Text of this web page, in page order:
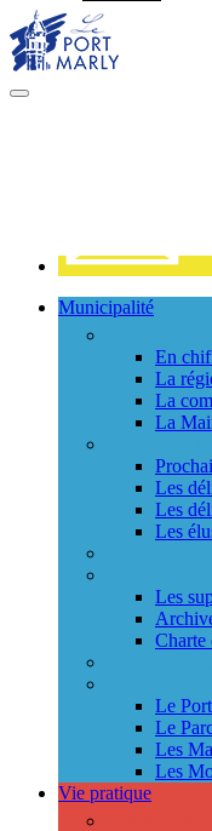
MENU
Municipalité
En
La
La
La
Les
Les
Les
Les
Charte
Le Port
Le
Les
Les
Vie pratique